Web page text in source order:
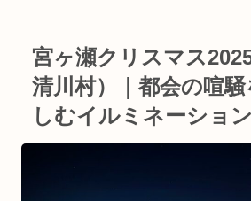
宮ヶ瀬クリスマス
清川村）｜都会の喧
しむイルミネーショ